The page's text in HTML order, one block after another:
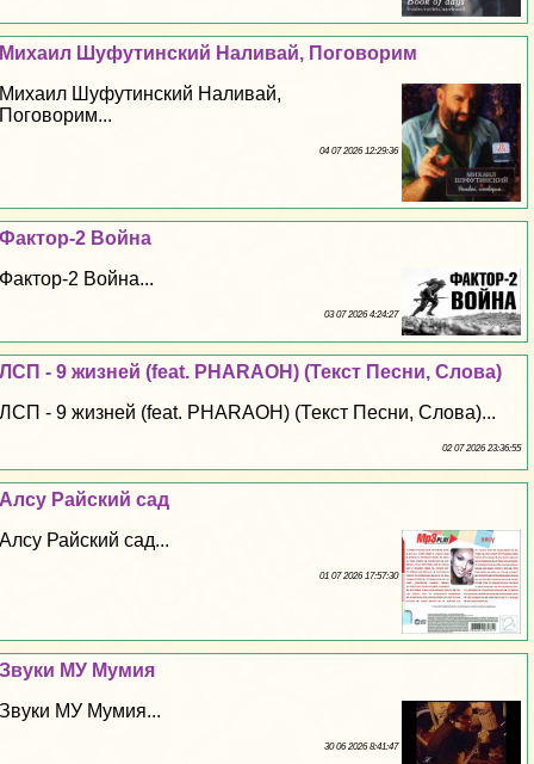
Михаил Шуфутинский Наливай, Поговорим
Михаил Шуфутинский Наливай,
Поговорим...
04 07 2026 12:29:36
Фактор-2 Война
Фактор-2 Война...
03 07 2026 4:24:27
ЛСП - 9 жизней (feat. PHARAOH) (Текст Песни, Слова)
ЛСП - 9 жизней (feat. PHARAOH) (Текст Песни, Слова)...
02 07 2026 23:36:55
Алсу Райский сад
Алсу Райский сад...
01 07 2026 17:57:30
Звуки МУ Мумия
Звуки МУ Мумия...
30 06 2026 8:41:47